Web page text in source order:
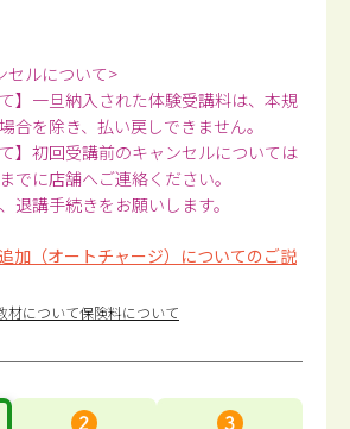
セルについて>
】一旦納入された体験受講料は、本規
合を除き、払い戻しできません。
】初回受講前のキャンセルについては
でに店舗へご連絡ください。
退講手続きをお願いします。
加（オートチャージ）についてのご説
材について保険料について